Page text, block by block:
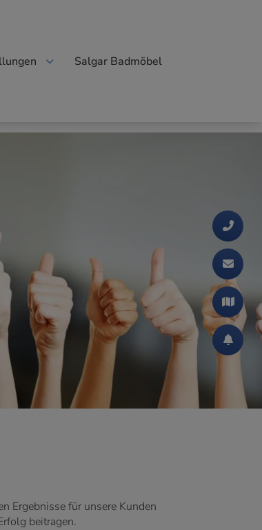
Salgar Badmöbel
Ergebnisse für unsere Kunden
beitragen.